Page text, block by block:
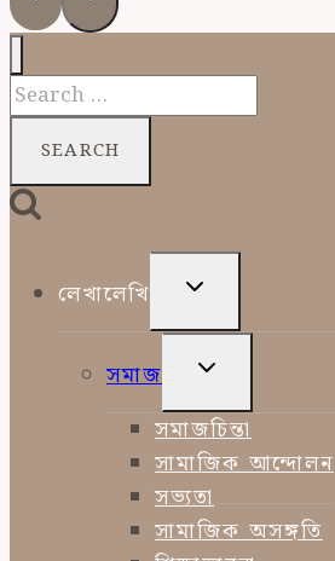
Search
for:
লেখালেখি
TOGGLE
MENU
সমাজ
TOGGLE
MENU
সমাজচিন্তা
সামাজিক আন্দোলন
সভ্যতা
সামাজিক অসঙ্গতি